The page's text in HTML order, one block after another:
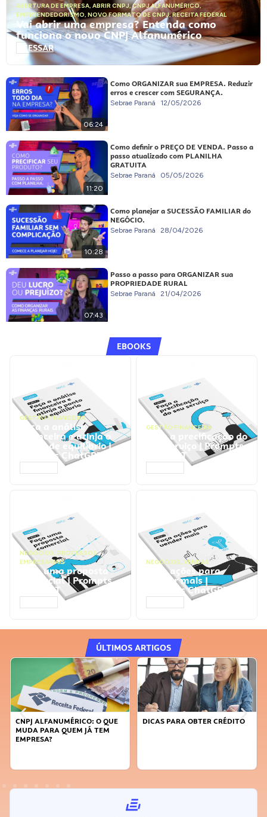
ABERTURA DE EMPRESA, ABRIR CNPJ,CNPJ ALFANUMÉRICO,
EMPREENDEDORISMO, NOVO FORMATO DE CNPJ,RECEITA FEDERAL
Vai abrir uma empresa? Entenda como
funciona o novo CNPJ Alfanumérico
ACESSAR
06:24
Como ORGANIZAR sua EMPRESA. Reduzir
erros e crescer com SEGURANÇA.
Sebrae Paraná 12/05/2026
11:20
Como definir o PREÇO DE VENDA. Passo a
passo atualizado com PLANILHA
GRATUITA
Sebrae Paraná 05/05/2026
10:28
Como planejar a SUCESSÃO FAMILIAR do
NEGÓCIO.
Sebrae Paraná 28/04/2026
07:43
Passo a passo para ORGANIZAR sua
PROPRIEDADE RURAL
Sebrae Paraná 21/04/2026
EBOOKS
GESTÃO FINANCEIRA
Faça a análise
financeira e atinja o
ponto de equilíbrio |
Prompts ChatGPT
GESTÃO FINANCEIRA
Faça a precificação do
seu serviço | Prompts
ChatGPT
NEGÓCIOS, PROCESSOS
EMPRESARIAIS
Faça uma proposta
comercial | Prompts
ChatGPT
NEGÓCIOS, VENDAS
Faça ações para
vender mais |
Prompts ChatGPT
ÚLTIMOS ARTIGOS
CNPJ ALFANUMÉRICO: O QUE
MUDA PARA QUEM JÁ TEM
EMPRESA?
DICAS PARA OBTER CRÉDITO